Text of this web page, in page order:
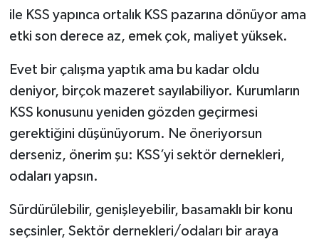
ile KSS yapınca ortalık KSS pazarına dönüyor ama
etki son derece az, emek çok, maliyet yüksek.
Evet bir çalışma yaptık ama bu kadar oldu
deniyor, birçok mazeret sayılabiliyor. Kurumların
KSS konusunu yeniden gözden geçirmesi
gerektiğini düşünüyorum. Ne öneriyorsun
derseniz, önerim şu: KSS’yi sektör dernekleri,
odaları yapsın.
Sürdürülebilir, genişleyebilir, basamaklı bir konu
seçsinler, Sektör dernekleri/odaları bir araya